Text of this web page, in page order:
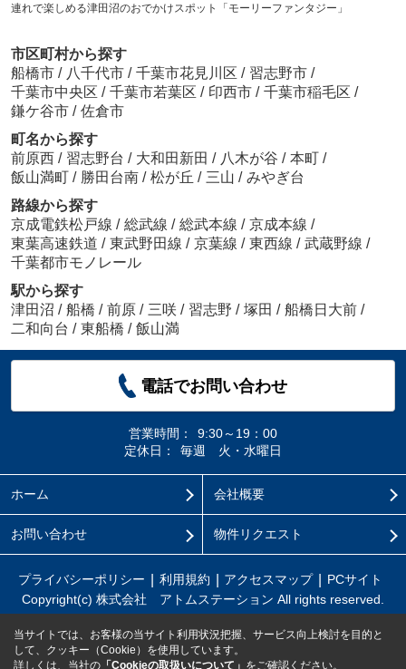
連れで楽しめる津田沼のおでかけスポット「モーリーファンタジー」
市区町村から探す
船橋市 / 八千代市 / 千葉市花見川区 / 習志野市 /
千葉市中央区 / 千葉市若葉区 / 印西市 / 千葉市稲毛区 /
鎌ケ谷市 / 佐倉市
町名から探す
前原西 / 習志野台 / 大和田新田 / 八木が谷 / 本町 /
飯山満町 / 勝田台南 / 松が丘 / 三山 / みやぎ台
路線から探す
京成電鉄松戸線 / 総武線 / 総武本線 / 京成本線 /
東葉高速鉄道 / 東武野田線 / 京葉線 / 東西線 / 武蔵野線 /
千葉都市モノレール
駅から探す
津田沼 / 船橋 / 前原 / 三咲 / 習志野 / 塚田 / 船橋日大前 /
二和向台 / 東船橋 / 飯山満
電話でお問い合わせ
営業時間：
9:30～19：00
定休日：
毎週 火・水曜日
ホーム 会社概要
お問い合わせ 物件リクエスト
プライバシーポリシー 利用規約 アクセスマップ
PCサイト
Copyright(c) 株式会社 アトムステーション All rights reserved.
当サイトでは、お客様の当サイト利用状況把握、サービス向上検討を目的と
して、クッキー（Cookie）を使用しています。
詳しくは、当社の 「Cookieの取扱いについて」 をご確認ください。